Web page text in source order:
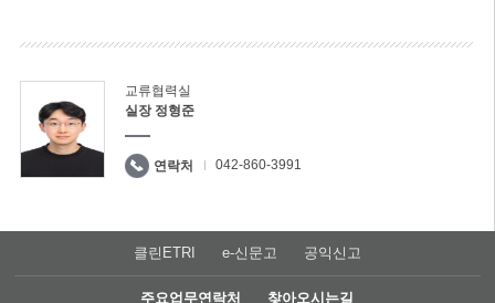
교류협력실
실장 정형준
연락처 042-860-3991
클린ETRI e-신문고 공익신고
주요업무연락처 찾아오시는길